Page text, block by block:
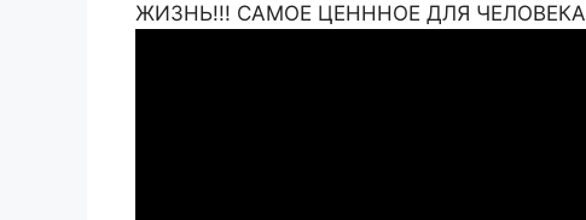
ЖИЗНЬ!!! САМОЕ ЦЕНННОЕ ДЛЯ ЧЕЛОВЕКА